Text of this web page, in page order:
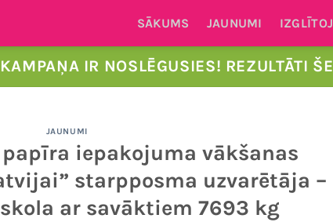
SĀKUMS JAUNUMI
KAMPAŅA IR NOSLĒGUSIES! REZULTĀTI
JAUNUMI
iepakojuma vākšanas
starpposma uzvarētāja –
ar savāktiem 7693 kg